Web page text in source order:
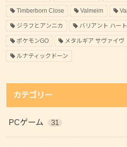
Timberborn Close Valmeim
ジラフとアンニカ バリアント ハー
ポケモンGO メタルギア サヴァイヴ
ルナティックドーン
カテゴリー
PCゲーム 31